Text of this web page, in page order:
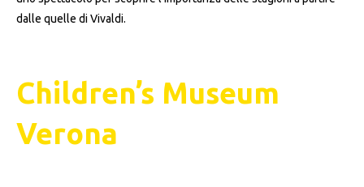
dalle quelle di Vivaldi.
Children’s Museum
Verona